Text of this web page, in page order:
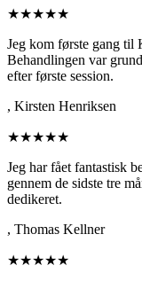
★★★★★
Jeg kom første gang til
Behandlingen var
efter første session.
, Kirsten Henriksen
★★★★★
Jeg har fået fantastisk
gennem de sidste tre
dedikeret.
, Thomas Kellner
★★★★★